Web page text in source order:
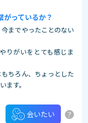
っているか？
までやったことのない
りがいをとても感じま
ちろん、ちょっとした
ます。
会いたい ?